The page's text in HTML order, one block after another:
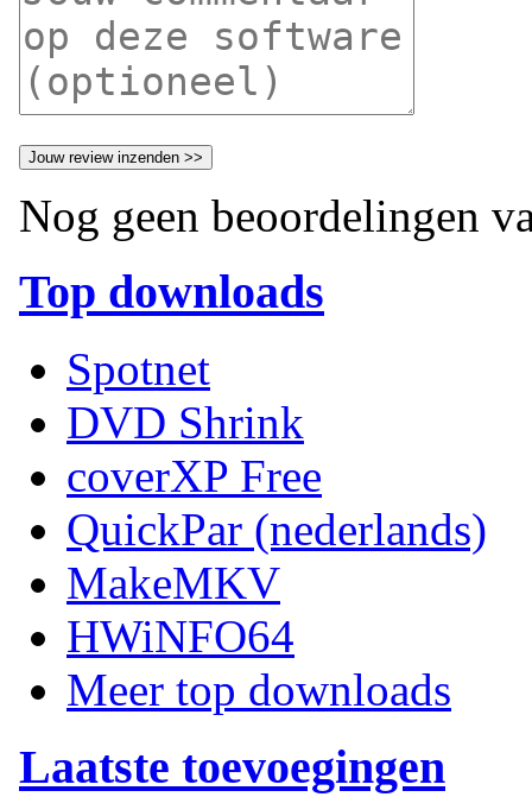
Nog geen beoordelingen
Top downloads
Spotnet
DVD Shrink
coverXP Free
QuickPar (nederlands)
MakeMKV
HWiNFO64
Meer top downloads
Laatste toevoegingen